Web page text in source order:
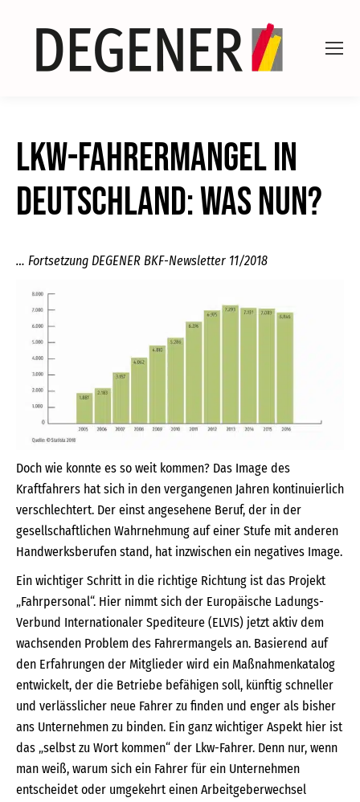
Lkw-Fahrermangel in
Deutschland: Was nun?
… Fortsetzung DEGENER BKF-Newsletter 11/2018
Doch wie konnte es so weit kommen? Das Image des
Kraftfahrers hat sich in den vergangenen Jahren kontinuierlich
verschlechtert. Der einst angesehene Beruf, der in der
gesellschaftlichen Wahrnehmung auf einer Stufe mit anderen
Handwerksberufen stand, hat inzwischen ein negatives Image.
Ein wichtiger Schritt in die richtige Richtung ist das Projekt
„Fahrpersonal“. Hier nimmt sich der Europäische Ladungs-
Verbund Internationaler Spediteure (ELVIS) jetzt aktiv dem
wachsenden Problem des Fahrermangels an. Basierend auf
den Erfahrungen der Mitglieder wird ein Maßnahmenkatalog
entwickelt, der die Betriebe befähigen soll, künftig schneller
und verlässlicher neue Fahrer zu finden und enger als bisher
ans Unternehmen zu binden. Ein ganz wichtiger Aspekt hier ist
das „selbst zu Wort kommen“ der Lkw-Fahrer. Denn nur, wenn
man weiß, warum sich ein Fahrer für ein Unternehmen
entscheidet oder umgekehrt einen Arbeitgeberwechsel